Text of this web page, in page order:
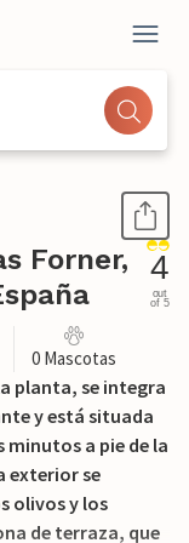
Forner,
4
out
of 5
0 Mascotas
planta, se integra
y está situada
minutos a pie de la
exterior se
olivos y los
de terraza, que